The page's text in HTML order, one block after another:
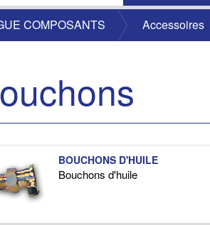
COMPOSANTS Accessoires
BOUCHONS D'HUILE
Bouchons d'huile